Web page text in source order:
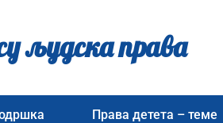
људска права
Права детета – теме